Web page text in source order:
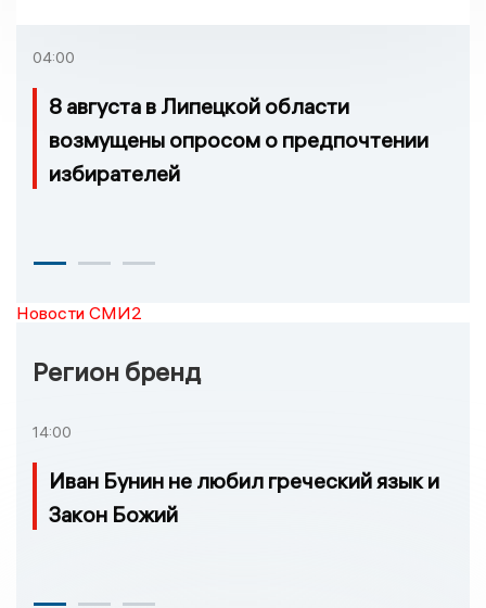
04:00
8 августа в Липецкой области
возмущены опросом о предпочтении
избирателей
Новости СМИ2
Регион бренд
14:00
Иван Бунин не любил греческий язык и
Закон Божий